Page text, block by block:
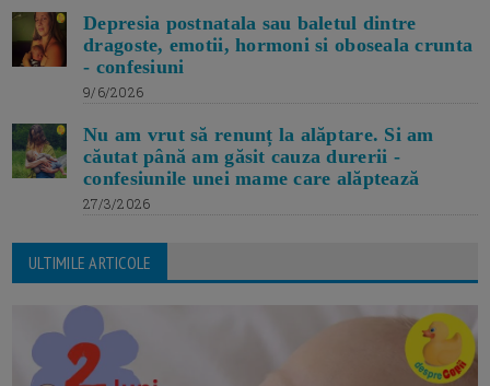
Depresia postnatala sau baletul dintre
dragoste, emotii, hormoni si oboseala crunta
- confesiuni
9/6/2026
Nu am vrut să renunț la alăptare. Si am
căutat până am găsit cauza durerii -
confesiunile unei mame care alăptează
27/3/2026
ULTIMILE ARTICOLE